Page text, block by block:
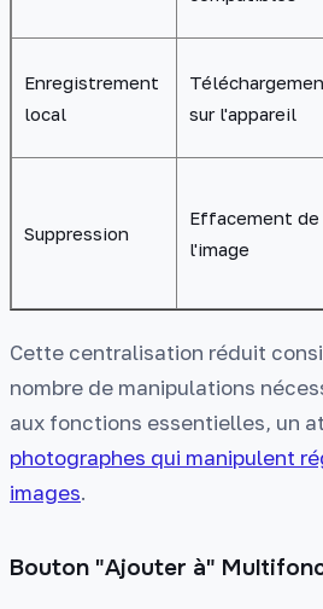
Enregistrement
local
sur l'appareil
Suppression
Effacement de
l'image
Cette centralisation réduit
nombre de manipulations
aux fonctions essentielles, un
photographes qui manipulent
images.
Bouton "Ajouter à"